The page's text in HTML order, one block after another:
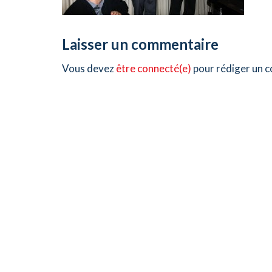
Laisser un commentaire
Vous devezêtre connecté(e) pour rédiger un